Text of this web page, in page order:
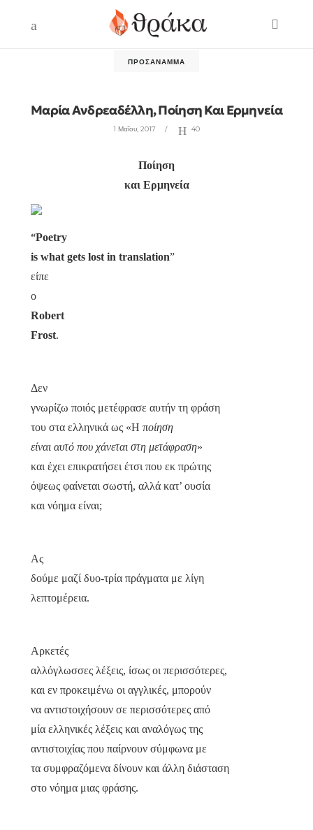
ΠΡΟΣΆΝΑΜΜΑ
Μαρία Ανδρεαδέλλη, Ποίηση Και Ερμηνεία
1 Μαΐου, 2017 40
Ποίηση
και Ερμηνεία
“Poetry
is what gets lost in translation”
είπε
ο
Robert
Frost.
Δεν
γνωρίζω ποιός μετέφρασε αυτήν τη φράση
του στα ελληνικά ως «Η ποίηση
είναι αυτό που χάνεται στη μετάφραση»
και έχει επικρατήσει έτσι που εκ πρώτης
όψεως φαίνεται σωστή, αλλά κατ’ ουσία
και νόημα είναι;
Ας
δούμε μαζί δυο-τρία πράγματα με λίγη
λεπτομέρεια.
Αρκετές
αλλόγλωσσες λέξεις, ίσως οι περισσότερες,
και εν προκειμένω οι αγγλικές, μπορούν
να αντιστοιχήσουν σε περισσότερες από
μία ελληνικές λέξεις και αναλόγως της
αντιστοιχίας που παίρνουν σύμφωνα με
τα συμφραζόμενα δίνουν και άλλη διάσταση
στο νόημα μιας φράσης.